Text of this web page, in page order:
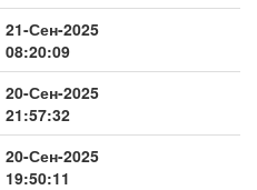
21-Сен-2025
08:20:09
20-Сен-2025
21:57:32
20-Сен-2025
19:50:11